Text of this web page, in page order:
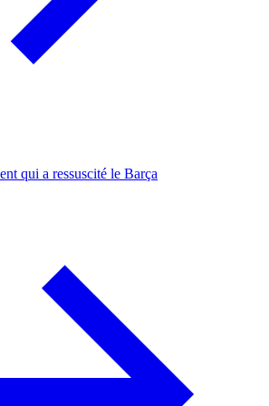
qui a ressuscité le Barça